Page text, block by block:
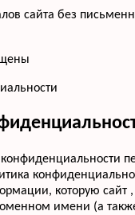
сайта без
которую сайт ,
имени (а